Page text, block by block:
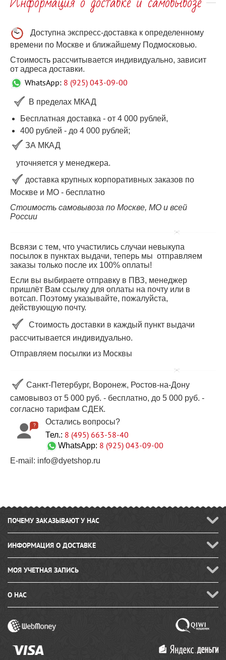
Доступна экспресс-доставка к определенному
времени по Москве и ближайшему Подмосковью.
Стоимость рассчитывается индивидуально, зависит
от адреса доставки.
WhatsApp: 8 (925) 043-09-00
В пределах МКАД
Бесплатная доставка - от 4 000 рублей,
400 рублей - до 4 000 рублей;
ЗА МКАД
уточняется у менеджера.
доставка крупных корпоративных заказов по
Москве и МО - бесплатно
Стоимость самовывоза по Москве, МО и всей
России
Всвязи с тем, что участились случаи невыкупа
посылок в пунктах выдачи, теперь мы отправляем
заказы только после их 100% оплаты!
Если вы выбираете отправку в ПВЗ, менеджер
пришлёт Вам ссылку для оплаты на почту или в
вотсап. Поэтому указывайте, пожалуйста,
действующую почту.
Стоимость доставки в каждый пункт выдачи
рассчитывается индивидуально.
Отправляем посылки из Москвы
Санкт-Петербург, Воронеж, Ростов-на-Дону
самовывоз от 5 000 руб. - бесплатно, до 5 000 руб. -
согласно тарифам СДЕК.
Остались вопросы?
Тел.: 8 (495) 663-58-40
WhatsApp: 8 (925) 043-09-00
E-mail: info@dyetshop.ru
ПОЧЕМУ ЗАКАЗЫВАЮТ У НАС
ИНФОРМАЦИЯ О ДОСТАВКЕ
МОЯ УЧЕТНАЯ ЗАПИСЬ
О НАС